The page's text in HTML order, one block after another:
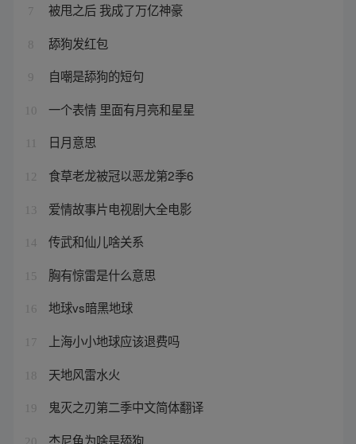
7 被甩之后 我成了万亿神豪
8 舔狗发红包
9 自嘲是舔狗的短句
10 一个表情 里面有月亮和星星
日月意思
12 食草老龙被冠以恶龙第2季6
13 爱情故事片电视剧大全电影
14 传武和仙儿啥关系
15 胸有惊雷是什么意思
16 地球vs暗黑地球
17 上海小小地球应该退费吗
18 天地风雷水火
19 鬼灭之刃第二季中文简体翻译
20 杰尼龟为啥是舔狗